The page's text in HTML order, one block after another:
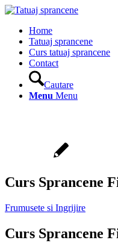
Home
Tatuaj sprancene
Curs tatuaj sprancene
Contact
Cautare
Menu Menu
Curs Sprancene
Frumusete si Ingrijire
Curs Sprancene